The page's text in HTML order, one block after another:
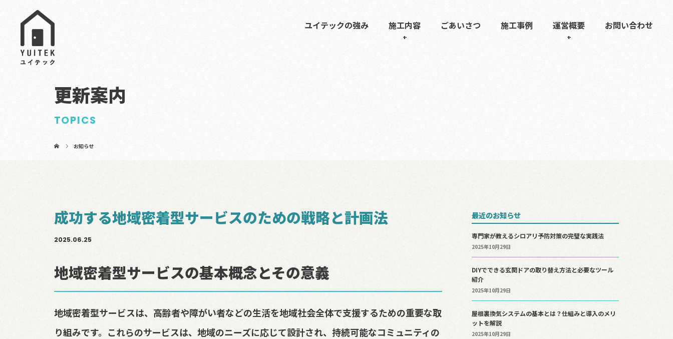
ユイテックの強み 施工内容 ごあいさつ 施工事例 運営概要 お問い合わせ
更新案内
TOPICS
お知らせ
成功する地域密着型サービスのための戦略と計画法
2025.06.25
地域密着型サービスの基本概念とその意義
地域密着型サービスは、高齢者や障がい者などの生活を地域社会全体で支援するための重要な取
り組みです。これらのサービスは、地域のニーズに応じて設計され、持続可能なコミュニティの
最近のお知らせ
専門家が教えるシロアリ予防対策の完璧な実践法
2025年10月29日
DIYでできる玄関ドアの取り替え方法と必要なツール
紹介
2025年10月29日
屋根裏換気システムの基本とは？仕組みと導入のメリ
ットを解説
2025年10月29日